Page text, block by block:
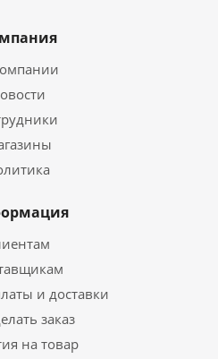
и доставки
заказ
на товар